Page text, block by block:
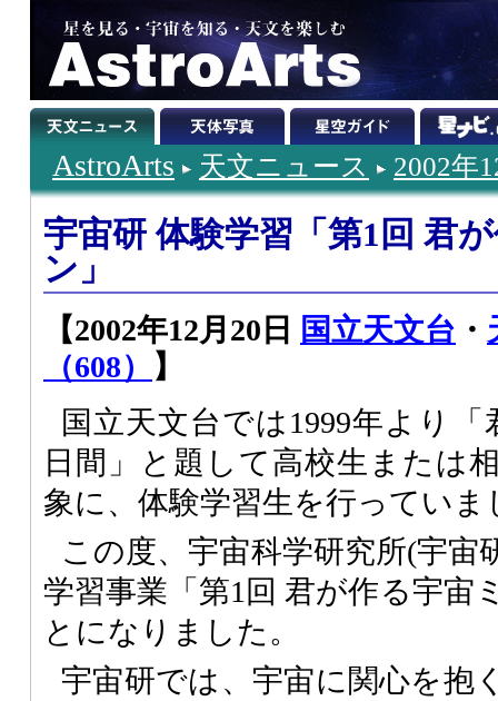
AstroArts 天文ニュース 2002年
宇宙研 体験学習「第1回 君
ン」
【2002年12月20日 国立天文台 ・
（608）
】
国立天文台では1999年より
日間」と題して高校生または
象に、体験学習生を行っていま
この度、宇宙科学研究所(宇宙
学習事業「第1回 君が作る宇宙
とになりました。
宇宙研では、宇宙に関心を抱